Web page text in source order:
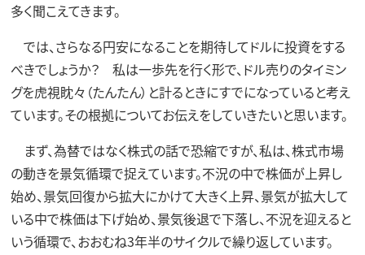
多く聞こえてきます。
では、さらなる円安になることを期待してドルに投資をする
べきでしょうか？ 私は一歩先を行く形で、ドル売りのタイミン
グを虎視眈々（たんたん）と計るときにすでになっていると考え
ています。その根拠についてお伝えをしていきたいと思います。
まず、為替ではなく株式の話で恐縮ですが、私は、株式市場
の動きを景気循環で捉えています。不況の中で株価が上昇し
始め、景気回復から拡大にかけて大きく上昇、景気が拡大して
いる中で株価は下げ始め、景気後退で下落し、不況を迎えると
いう循環で、おおむね3年半のサイクルで繰り返しています。